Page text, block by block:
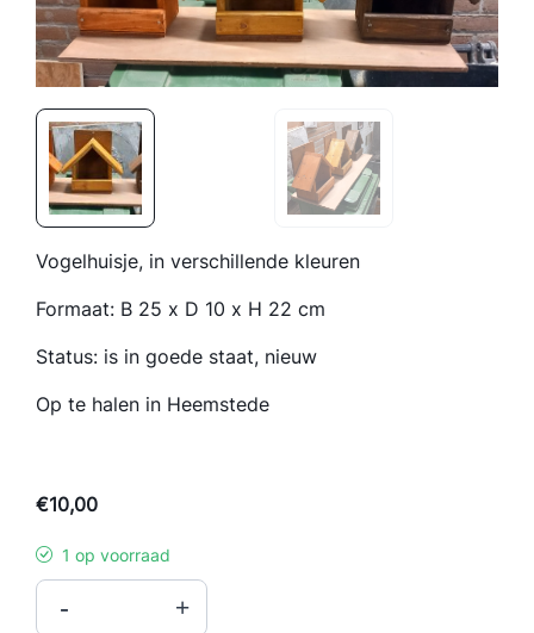
Vogelhuisje, in verschillende kleuren
Formaat: B 25 x D 10 x H 22 cm
Status: is in goede staat, nieuw
Op te halen in Heemstede
€10,00
1 op voorraad
V
- +